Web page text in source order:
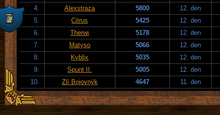
4.
Alexstraza 5800
12. den
5.
Citrus 5425
12. den
6.
Therwi 5178
12. den
7.
Matyso 5066
12. den
8.
Kyblix 5035
12. den
9.
Spunt II. 5005
12. den
10.
Zlí Bojovnýk 4647 11. den